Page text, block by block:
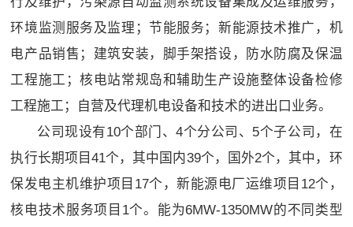
环境监测服务及监理；节能服务；新能源技术推广，机
电产品销售；建筑安装，脚手架搭设，防水防腐及保温
工程施工；核电站常规岛和辅助生产设施整体设备检修
工程施工；自营及代理机电设备和技术的进出口业务。
公司现设有10个部门、4个分公司、5个子公司，在
执行长期项目41个，其中国内39个，国外2个，其中，环
保发电主机维护项目17个，新能源电厂运维项目12个，
核电技术服务项目1个。能为6MW-1350MW的不同类型